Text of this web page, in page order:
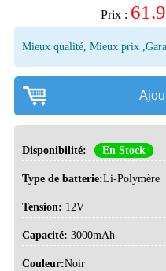
Prix : 61.9
Mieux qualité, Mieux prix
Disponibilité: En Stock
Type de batterie:Li-Polymère
Tension: 12V
Capacité: 3000mAh
Couleur:Noir